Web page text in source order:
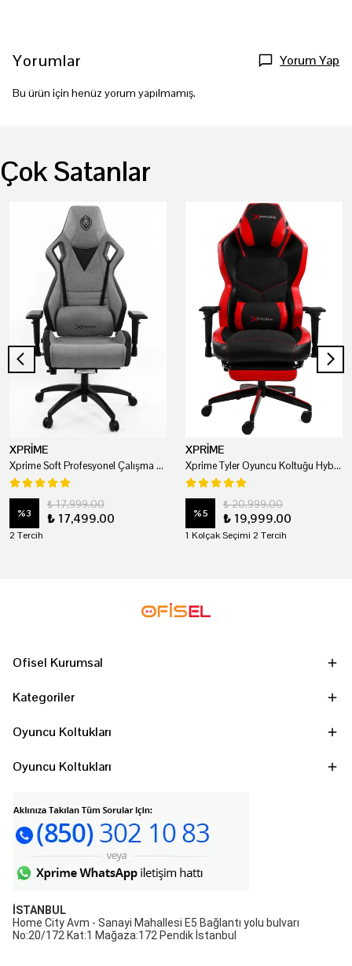
Yorumlar Yorum Yap
Bu ürün için henüz yorum yapılmamış.
Çok Satanlar
XPRİME
Xprime Soft Profesyonel Çalışma Ve Oyuncu Koltuğu
%3
₺ 17,999.00
₺ 17,499.00
2 Tercih
XPRİME
Xprime Tyler Oyuncu Koltuğu Hybrid Kumaş Kırmızı
%5
₺ 20,999.00
₺ 19,999.00
1 Kolçak Seçimi 2 Tercih
Ofisel Kurumsal
Kategoriler
Oyuncu Koltukları
Oyuncu Koltukları
İSTANBUL
Home City Avm - Sanayi Mahallesi E5 Bağlantı yolu bulvarı
No:20/172 Kat:1 Mağaza:172 Pendik İstanbul